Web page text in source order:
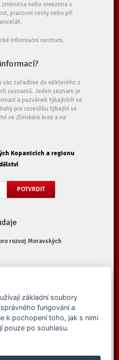
nebo omezena v
pracovní cesty nebo při
informační centrum.
zařadíme do některého z
seznamů. Jeden seznam je
a pozvánek týkajících se
pro rozesílku týkající se
ve Zlínském kraji a na
Kopanicích a regionu
rozvoj Moravských
rozvoj Vytvořilo studio
základní soubory
fungování a
k pochopení toho, jak s nimi
pouze po souhlasu.